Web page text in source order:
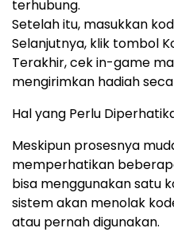
terhubung.
Setelah itu, masukkan
Selanjutnya, klik tombol
Terakhir, cek in-game
mengirimkan hadiah
Hal yang Perlu
Meskipun prosesnya
memperhatikan
bisa menggunakan satu
sistem akan menolak
atau pernah digunakan.